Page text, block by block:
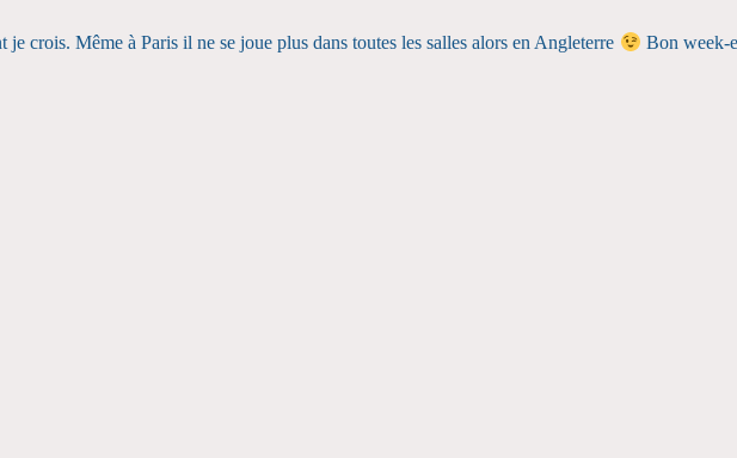
crois. Même à Paris il ne se joue plus dans toutes les salles alors en Angleterre Bon week-